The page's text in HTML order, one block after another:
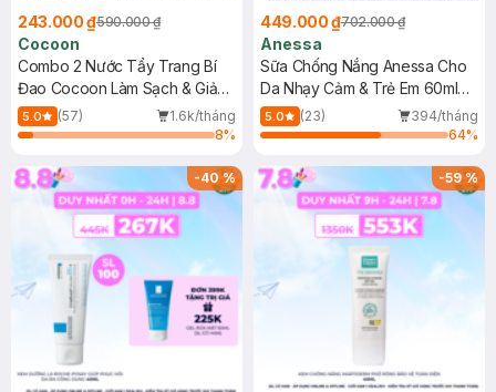
243.000 ₫590.000 ₫
Cocoon
Combo 2 Nước Tẩy Trang Bí
Đao Cocoon Làm Sạch & Giảm
Dầu 500ml
5.0 (57)
1.6k/tháng
8%
449.000 ₫702.000 ₫
Anessa
Sữa Chống Nắng Anessa Cho
Da Nhạy Cảm & Trẻ Em 60ml
(Mới)
5.0 (23)
394/tháng
64%
-40% -59%